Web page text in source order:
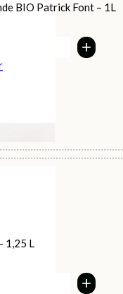
BIO Patrick Font – 1L
1,25 L